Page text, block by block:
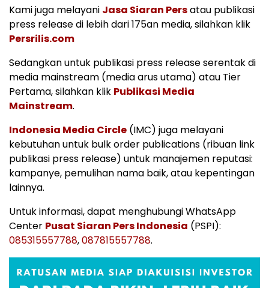
Kami juga melayani Jasa Siaran Persatau publikasi
press release di lebih dari 175an media, silahkan klik
Persrilis.com
Sedangkan untuk publikasi press release serentak di
media mainstream (media arus utama) atau Tier
Pertama, silahkan klik Publikasi Media
Mainstream.
Indonesia Media Circle (IMC) juga melayani
kebutuhan untuk bulk order publications (ribuan link
publikasi press release) untuk manajemen reputasi:
kampanye, pemulihan nama baik, atau kepentingan
lainnya.
Untuk informasi, dapat menghubungi WhatsApp
Center Pusat Siaran Pers Indonesia (PSPI):
085315557788,087815557788.